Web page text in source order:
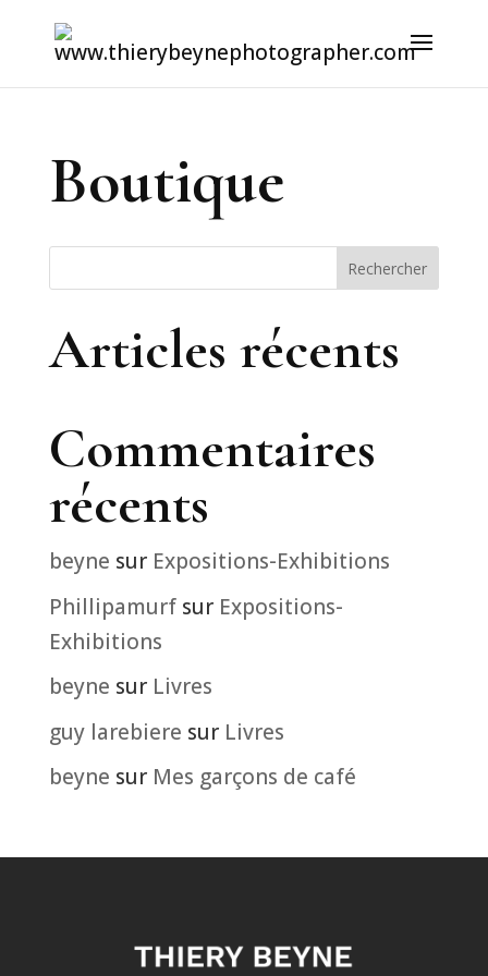
Boutique
Rechercher
Articles récents
Commentaires
récents
beyne sur Expositions-Exhibitions
Phillipamurfsur Expositions-
Exhibitions
beyne sur Livres
guy larebiere sur Livres
beyne sur Mes garçons de café